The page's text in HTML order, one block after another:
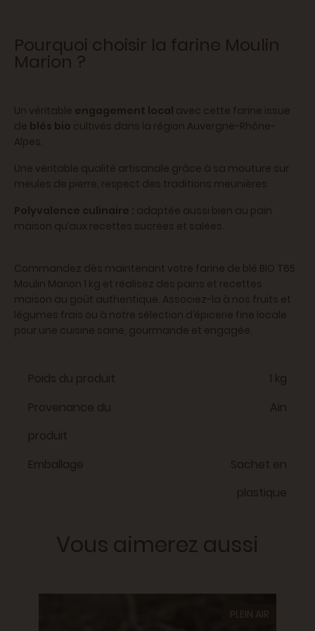
Pourquoi choisir la farine Moulin
Marion ?
Un véritable engagement local avec cette farine issue
de blés bio cultivés dans la région Auvergne-Rhône-
Alpes.
Une véritable qualité artisanale grâce à sa mouture sur
meules de pierre, respect des traditions meunières.
Polyvalence culinaire : adaptée aussi bien au pain
maison qu’aux recettes sucrées et salées.
Commandez dès maintenant votre farine de blé BIO T65
Moulin Marion 1 kg et réalisez des pains et recettes
maison au goût authentique. Associez-la à nos fruits et
légumes frais ou à notre sélection d’épicerie fine locale
pour une cuisine saine, gourmande et engagée.
Poids du produit
1 kg
Provenance du
produit
Ain
Emballage
Sachet en
plastique
Vous aimerez aussi
PLEIN AIR